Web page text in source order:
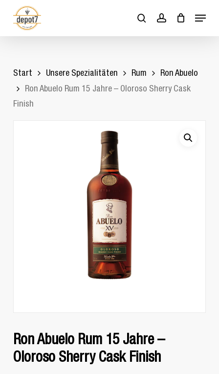
main
searchaccount
Menu
Close
Start Unsere Spezialitäten Rum
Ron Abuelo
Ron Abuelo Rum 15 Jahre – Oloroso Sherry Cask
Finish
Ron Abuelo Rum 15 Jahre –
Oloroso Sherry Cask Finish